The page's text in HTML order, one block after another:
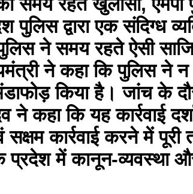
समय रहते खुलासा, एमपी
पुलिस द्वारा एक संदिग्ध
ने समय रहते ऐसी
ने कहा कि पुलिस ने न
किया है। जांच के
ने कहा कि यह कार्रवाई
सक्षम कार्रवाई करने में
में कानून-व्यवस्था और